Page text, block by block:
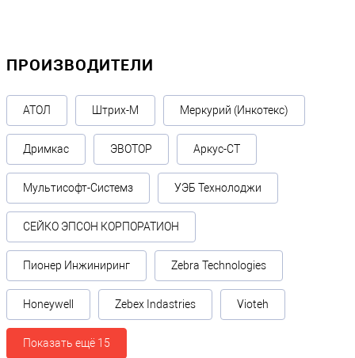
ПРОИЗВОДИТЕЛИ
АТОЛ Штрих-М Меркурий (Инкотекс)
Дримкас ЭВОТОР Аркус-СТ
Мультисофт-Системз УЭБ Технолоджи
СЕЙКО ЭПСОН КОРПОРАТИОН
Пионер Инжиниринг Zebra Technologies
Honeywell Zebex Indastries Vioteh
Показать ещё 15